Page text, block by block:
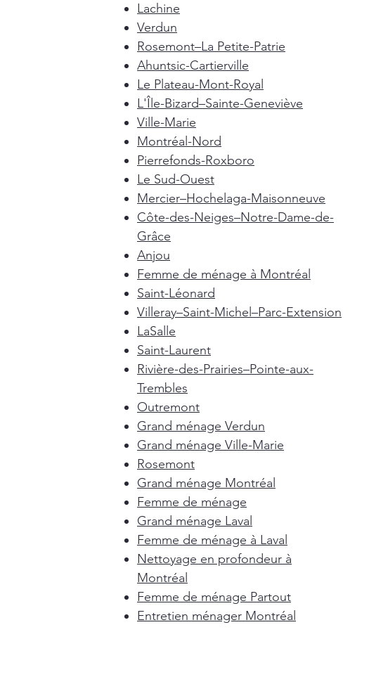
Lachine
Verdun
Rosemont–La Petite-Patrie
Ahuntsic-Cartierville
Le Plateau-Mont-Royal
L'Île-Bizard–Sainte-Geneviève
Ville-Marie
Montréal-Nord
Pierrefonds-Roxboro
Le Sud-Ouest
Mercier–Hochelaga-Maisonneuve
Côte-des-Neiges–Notre-Dame-de-
Grâce
Anjou
Femme de ménage à Montréal
Saint-Léonard
Villeray–Saint-Michel–Parc-Extension
LaSalle
Saint-Laurent
Rivière-des-Prairies–Pointe-aux-
Trembles
Outremont
Grand ménage Verdun
Grand ménage Ville-Marie
Rosemont
Grand ménage Montréal
Femme de ménage
Grand ménage Laval
Femme de ménage à Laval
Nettoyage en profondeur à
Montréal
Femme de ménage Partout
Entretien ménager Montréal